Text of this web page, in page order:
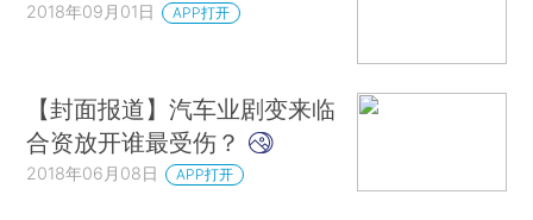
2018年09月01日 APP打开
【封面报道】汽车业剧变来临
合资放开谁最受伤？
2018年06月08日 APP打开